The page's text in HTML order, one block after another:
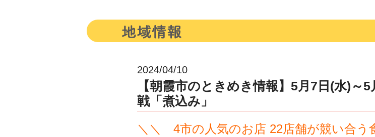
2024/04/10
【朝霞市のときめき情報】5月7日(水)～
戦「煮込み」
＼＼ 4市の人気のお店 22店舗が競い合